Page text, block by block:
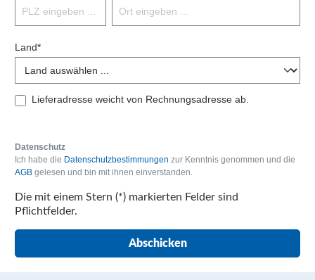
Land*
Lieferadresse weicht von Rechnungsadresse ab.
Datenschutz
Ich habe die Datenschutzbestimmungen zur Kenntnis genommen und die
AGB gelesen und bin mit ihnen einverstanden.
Die mit einem Stern (*) markierten Felder sind
Pflichtfelder.
Abschicken